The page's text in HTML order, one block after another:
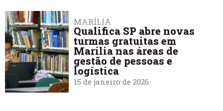
MARÍLIA
Qualifica SP abre novas
turmas gratuitas em
Marília nas áreas de
gestão de pessoas e
logística
15 de janeiro de 2026